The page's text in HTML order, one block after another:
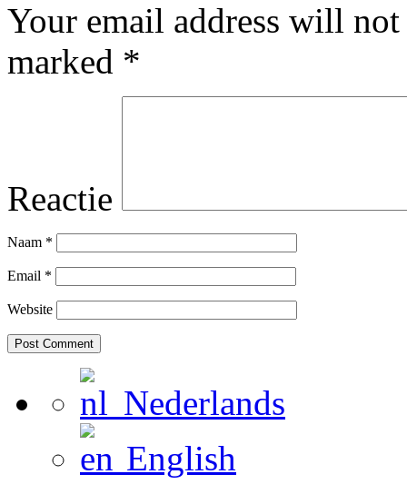
Your email address will
marked *
Reactie
Naam *
Email *
Website
Nederlands
English